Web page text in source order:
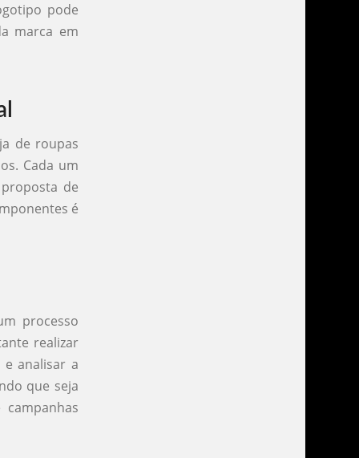
pode
marca em
de roupas
Cada um
de
é
processo
realizar
analisar a
que seja